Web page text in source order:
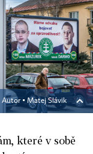
Autor ▪ Matej Slávik
které v sobě